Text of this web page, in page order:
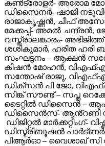
കൺട്രോളർ- അരോമ
ഡിസൈനർ- ഷാജി
രാജാകൃഷ്ണൻ, ചീഫ്
മേക്കപ്പ്- അമൽ ചന്ദ്രൻ,
വസ്ത്രാലങ്കാരം-
ശശികുമാർ, ഹരിത ഹരി
സംഘട്ടനം – ആക്ഷൻ
കിഷൻ മോഹൻ,
സന്തോഷ് രാജു,
ഡിക്സൻ പി ജോ,
സിങ്ക് സൗണ്ട് – സപ്ത
ടൈറ്റിൽ ഡിസൈൻ –
ഡിസൈൻസ്- ആൻ്റണി
ഡിജിറ്റൽ
ഡിസ്ട്രിബൂഷൻ
പിആർഓ – വൈശാഖ് സി